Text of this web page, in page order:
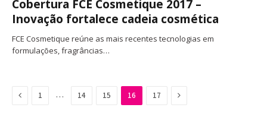
Cobertura FCE Cosmetique 2017 –
Inovação fortalece cadeia cosmética
FCE Cosmetique reúne as mais recentes tecnologias em
formulações, fragrâncias…
Previous
1 … 14 15 16 17 Next